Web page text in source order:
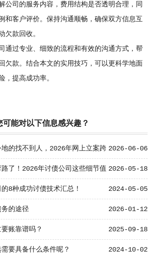
公司的服务内容，费用结构是否透明合理，同
和客户评价。保持沟通顺畅，确保双方信息互
欠款回收。
通过专业、细致的流程和有效的沟通方式，帮
欠款。结合本文的实用技巧，可以更科学地面
，提高成功率。
可能对以下信息感兴趣？
2026-06-06
的找不到人，2026年网上立案跨
2026-05-18
了！2026年讨债公司这些细节值
2024-05-05
8种成功讨债技术汇总！
2026-01-12
的途径
2025-09-18
账靠谱吗？
2024-10-02
要具备什么条件呢？